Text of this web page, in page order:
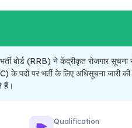
बोर्ड (RRB) ने केंद्रीकृत रोजगार
पदों पर भर्ती के लिए अधिसूचना जारी की
हैं।
Qualification